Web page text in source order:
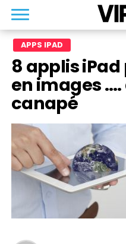
APPS IPAD
8 applis
en images
canapé